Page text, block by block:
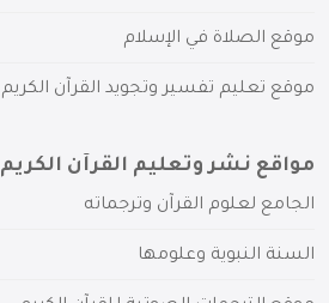
موقع الصلاة في الإسلام
موقع تعليم تفسير وتجويد القرآن الكريم
مواقع نشر وتعليم القرآن الكريم
الجامع لعلوم القرآن وترجماته
السنة النبوية وعلومها